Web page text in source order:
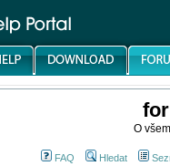
O
FAQ Hledat